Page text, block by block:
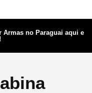
Armas no Paraguai aqui e